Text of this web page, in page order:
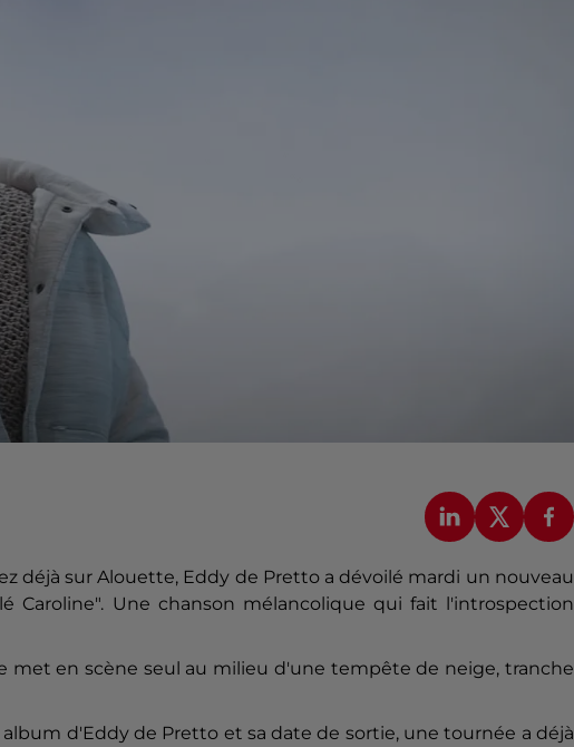
déjà sur Alouette, Eddy de Pretto a dévoilé mardi un nouveau
Caroline". Une chanson mélancolique qui fait l'introspection
met en scène seul au milieu d'une tempête de neige, tranche
d'Eddy de Pretto et sa date de sortie, une tournée a déjà